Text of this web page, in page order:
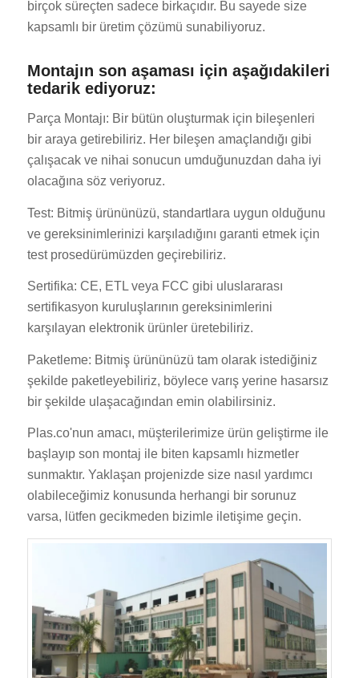
birçok süreçten sadece birkaçıdır. Bu sayede size
kapsamlı bir üretim çözümü sunabiliyoruz.
Montajın son aşaması için aşağıdakileri
tedarik ediyoruz:
Parça Montajı: Bir bütün oluşturmak için bileşenleri
bir araya getirebiliriz. Her bileşen amaçlandığı gibi
çalışacak ve nihai sonucun umduğunuzdan daha iyi
olacağına söz veriyoruz.
Test: Bitmiş ürününüzü, standartlara uygun olduğunu
ve gereksinimlerinizi karşıladığını garanti etmek için
test prosedürümüzden geçirebiliriz.
Sertifika: CE, ETL veya FCC gibi uluslararası
sertifikasyon kuruluşlarının gereksinimlerini
karşılayan elektronik ürünler üretebiliriz.
Paketleme: Bitmiş ürününüzü tam olarak istediğiniz
şekilde paketleyebiliriz, böylece varış yerine hasarsız
bir şekilde ulaşacağından emin olabilirsiniz.
Plas.co'nun amacı, müşterilerimize ürün geliştirme ile
başlayıp son montaj ile biten kapsamlı hizmetler
sunmaktır. Yaklaşan projenizde size nasıl yardımcı
olabileceğimiz konusunda herhangi bir sorunuz
varsa, lütfen gecikmeden bizimle iletişime geçin.